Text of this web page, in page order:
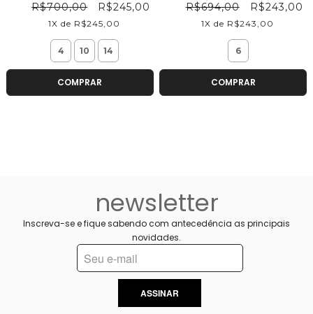
R$700,00 R$245,00
1X de R$245,00
4 10 14
COMPRAR
R$694,00 R$243,00
1X de R$243,00
6
COMPRAR
newsletter
Inscreva-se e fique sabendo com antecedência as principais
novidades.
ASSINAR